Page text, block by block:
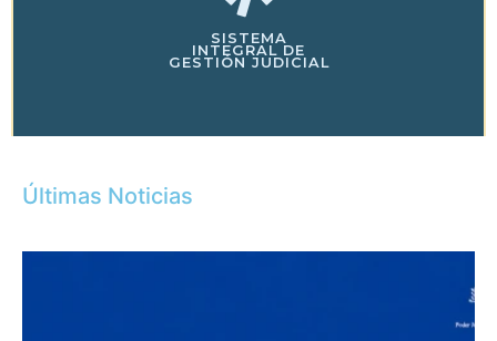
SISTEMA
INTEGRAL DE
GESTIÓN JUDICIAL
Últimas Noticias